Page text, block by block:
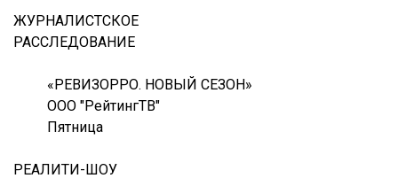
ЖУРНАЛИСТСКОЕ
РАССЛЕДОВАНИЕ
«РЕВИЗОРРО. НОВЫЙ СЕЗОН»
ООО "РейтингТВ"
Пятница
РЕАЛИТИ-ШОУ